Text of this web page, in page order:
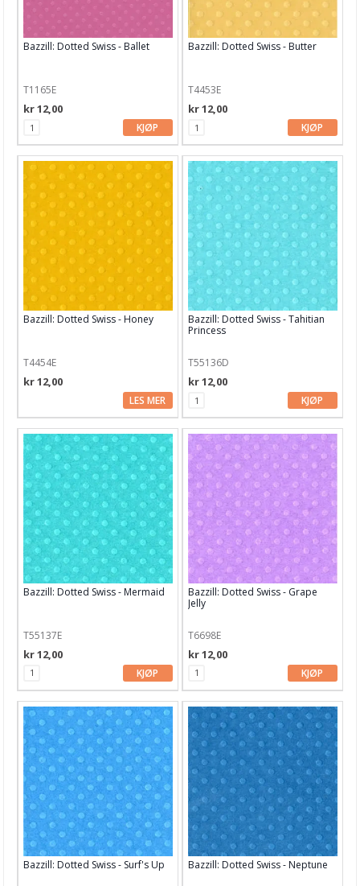
Bazzill: Dotted Swiss - Ballet
T1165E
kr 12,00
KJØP
Bazzill: Dotted Swiss - Butter
T4453E
kr 12,00
KJØP
Bazzill: Dotted Swiss - Honey
T4454E
kr 12,00
LES MER
Bazzill: Dotted Swiss - Tahitian
Princess
T55136D
kr 12,00
KJØP
Bazzill: Dotted Swiss - Mermaid
T55137E
kr 12,00
KJØP
Bazzill: Dotted Swiss - Grape
Jelly
T6698E
kr 12,00
KJØP
Bazzill: Dotted Swiss - Surf's Up Bazzill: Dotted Swiss - Neptune